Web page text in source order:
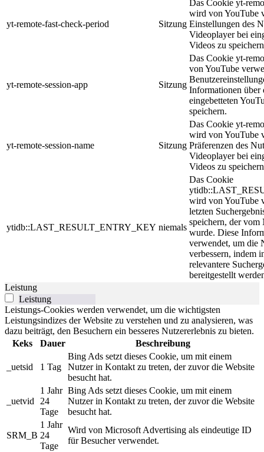
yt-remote-fast-check-period Sitzung
Das Cookie yt-
wird von YouTube
Einstellungen des
Videoplayer bei
Videos zu
yt-remote-session-app Sitzung
Das Cookie yt-
von YouTube
Informationen über
eingebetteten
speichern.
yt-remote-session-name Sitzung
Das Cookie yt-
wird von YouTube
Präferenzen des
Videoplayer bei
Videos zu
ytidb::LAST_RESULT_ENTRY_KEY niemals
Das Cookie
wird von YouTube
letzten
speichern, der
wurde. Diese
verwendet, um die
verbessern, indem
relevantere
bereitgestellt
Leistung
Leistung
Leistungs-Cookies werden verwendet, um die wichtigsten
Leistungsindizes der Website zu verstehen und zu analysieren, was
dazu beiträgt, den Besuchern ein besseres Nutzererlebnis zu bieten.
Keks
Dauer Beschreibung
_uetsid 1 Tag
Bing Ads setzt dieses Cookie, um mit einem
Nutzer in Kontakt zu treten, der zuvor die Website
besucht hat.
_uetvid
1 Jahr
24
Tage
Bing Ads setzt dieses Cookie, um mit einem
Nutzer in Kontakt zu treten, der zuvor die Website
besucht hat.
SRM_B
1 Jahr
24
Tage
Wird von Microsoft Advertising als eindeutige ID
für Besucher verwendet.